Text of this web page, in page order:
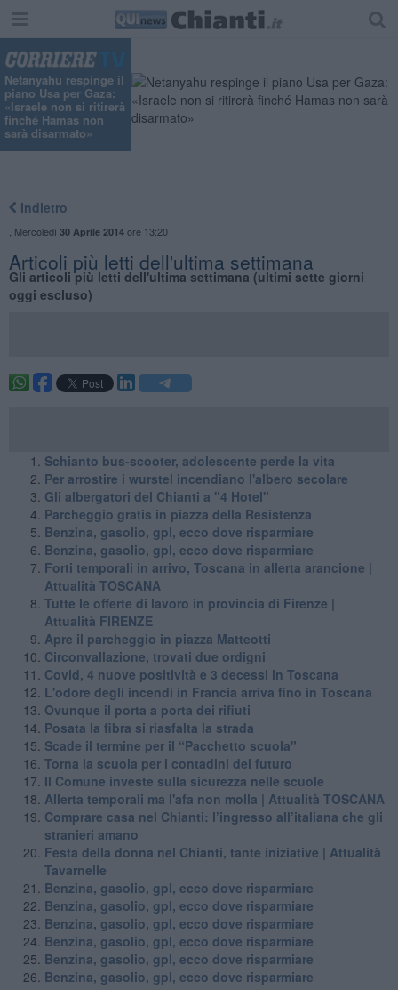
Netanyahu respinge il
piano Usa per Gaza:
«Israele non si ritirerà
finché Hamas non
sarà disarmato»
Indietro
Mercoledì 30 Aprile 2014ore 13:20
Articoli più letti dell'ultima settimana
Gli articoli più letti dell'ultima settimana (ultimi sette giorni
oggi escluso)
Schianto bus-scooter, adolescente perde la vita
Per arrostire i wurstel incendiano l'albero secolare
Gli albergatori del Chianti a "4 Hotel"
Parcheggio gratis in piazza della Resistenza
Benzina, gasolio, gpl, ecco dove risparmiare
Benzina, gasolio, gpl, ecco dove risparmiare
Forti temporali in arrivo, Toscana in allerta arancione |
Attualità TOSCANA
​Tutte le offerte di lavoro in provincia di Firenze |
Attualità FIRENZE
Apre il parcheggio in piazza Matteotti
Circonvallazione, trovati due ordigni
Covid, 4 nuove positività e 3 decessi in Toscana
L'odore degli incendi in Francia arriva fino in Toscana
Ovunque il porta a porta dei rifiuti
Posata la fibra si riasfalta la strada
Scade il termine per il “Pacchetto scuola"
Torna la scuola per i contadini del futuro
​Il Comune investe sulla sicurezza nelle scuole
Allerta temporali ma l'afa non molla | Attualità TOSCANA
Comprare casa nel Chianti: l’ingresso all’italiana che gli
stranieri amano
Festa della donna nel Chianti, tante iniziative | Attualità
Tavarnelle
Benzina, gasolio, gpl, ecco dove risparmiare
Benzina, gasolio, gpl, ecco dove risparmiare
Benzina, gasolio, gpl, ecco dove risparmiare
Benzina, gasolio, gpl, ecco dove risparmiare
Benzina, gasolio, gpl, ecco dove risparmiare
Benzina, gasolio, gpl, ecco dove risparmiare